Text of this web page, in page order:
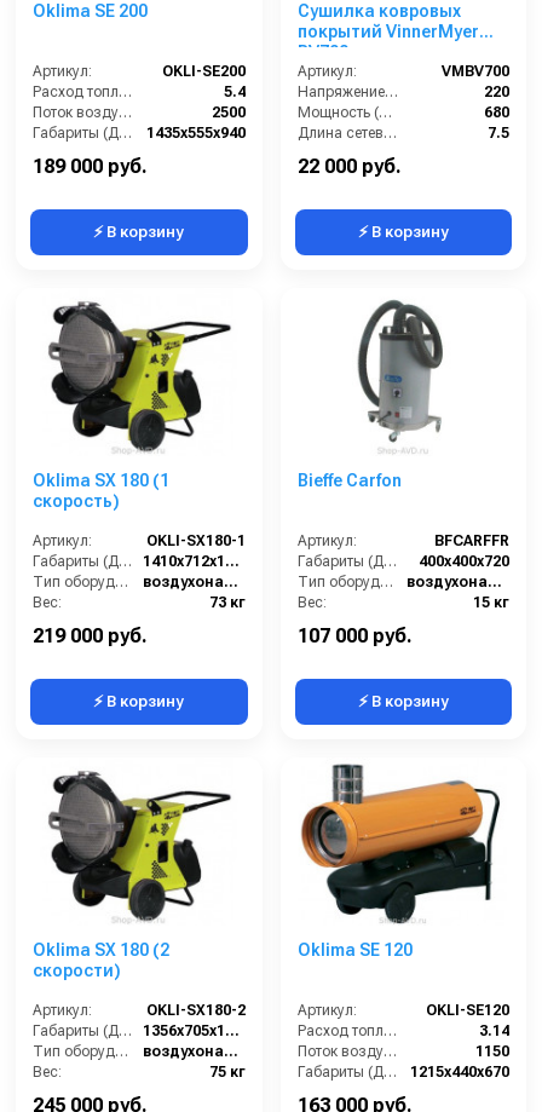
Oklima SE 200
Артикул:
OKLI-SE200
Расход топлива (л/ч):
5.4
Поток воздуха (м3/час):
2500
Габариты (ДхШхВ):
1435x555x940
189 000 руб.
⚡ В корзину
Сушилка ковровых
покрытий VinnerMyer
BV700
Артикул:
VMBV700
Напряжение (В):
220
Мощность (Вт):
680
Длина сетевого шнура (м):
7.5
Габариты (ДхШхВ):
22 000 руб.
⚡ В корзину
Oklima SX 180 (1
скорость)
Артикул:
OKLI-SX180-1
Габариты (ДхШхВ):
1410х712х1053
Тип оборудования:
воздухонагреватель
Вес:
73 кг
219 000 руб.
⚡ В корзину
Bieffe Carfon
Артикул:
BFCARFFR
Габариты (ДхШхВ):
400х400х720
Тип оборудования:
воздухонагреватель
Вес:
15 кг
107 000 руб.
⚡ В корзину
Oklima SX 180 (2
скорости)
Артикул:
OKLI-SX180-2
Габариты (ДхШхВ):
1356x705x1047
Тип оборудования:
воздухонагреватель
Вес:
75 кг
245 000 руб.
Oklima SE 120
Артикул:
OKLI-SE120
Расход топлива (л/ч):
3.14
Поток воздуха (м3/час):
1150
Габариты (ДхШхВ):
1215x440x670
163 000 руб.